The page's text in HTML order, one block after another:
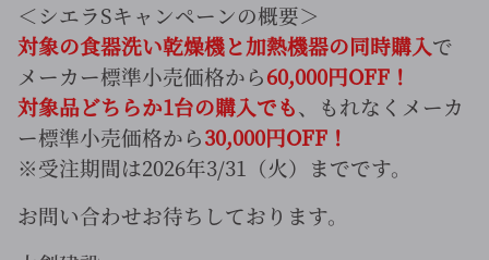
＜シエラSキャンペーンの概要＞
対象の食器洗い乾燥機と加熱機器の同時購入で
メーカー標準小売価格から60,000円OFF！
対象品どちらか1台の購入でも、もれなくメーカ
ー標準小売価格から30,000円OFF！
※受注期間は2026年3/31（火）までです。
お問い合わせお待ちしております。